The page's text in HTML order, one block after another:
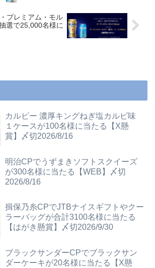
プレミアム・モル
選で25,000名様に
カルビー 濃厚キングねぎ塩カルビ味
１ケースが100名様に当たる【X懸
賞】〆切2026/8/16
明治CPでうずまきソフトスクイーズ
が300名様に当たる【WEB】〆切
2026/8/16
揖保乃糸CPでJTBナイスギフトやクー
ラーバッグが合計3100名様に当たる
【はがき懸賞】〆切2026/9/30
ブラックサンダーCPでブラックサン
ダーケーキが20名様に当たる【X懸